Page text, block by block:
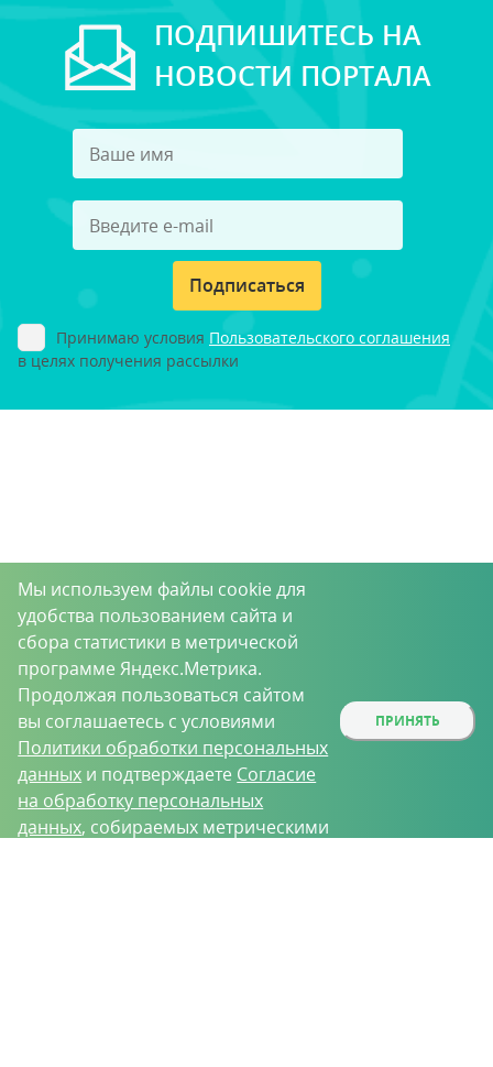
ПОДПИШИТЕСЬ НА
НОВОСТИ ПОРТАЛА
Подписаться
Принимаю условия Пользовательского соглашения
в целях получения рассылки
Мы используем файлы cookie для
удобства пользованием сайта и
сбора статистики в метрической
программе Яндекс.Метрика.
Продолжая пользоваться сайтом
вы соглашаетесь с условиями
Политики обработки персональных
данных и подтверждаете Согласие
на обработку персональных
данных, собираемых метрическими
ПРИНЯТЬ